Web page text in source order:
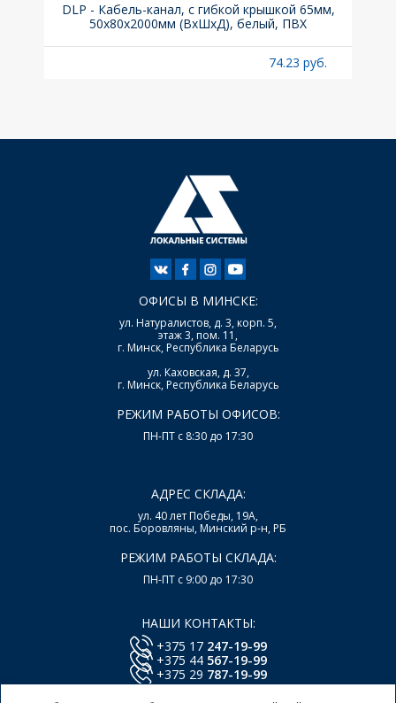
DLP - Кабель-канал, с гибкой крышкой 65мм,
50x80х2000мм (ВхШхД), белый, ПВХ
74.23 руб.
ОФИСЫ В МИНСКЕ:
ул. Натуралистов, д. 3, корп. 5,
этаж 3, пом. 11,
г. Минск, Республика Беларусь
ул. Каховская, д. 37,
г. Минск, Республика Беларусь
РЕЖИМ РАБОТЫ ОФИСОВ:
ПН-ПТ с 8:30 до 17:30
АДРЕС СКЛАДА:
ул. 40 лет Победы, 19А,
пос. Боровляны, Минский р-н, РБ
РЕЖИМ РАБОТЫ СКЛАДА:
ПН-ПТ с 9:00 до 17:30
НАШИ КОНТАКТЫ:
+375 17 247-19-99
+375 44 567-19-99
+375 29 787-19-99